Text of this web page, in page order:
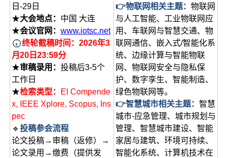
日-29日
★大会地点： 中国 大连
★会议官网：www.iotsc.net
终轮截稿时间：2026年3
月20日23:59分
★审稿录用：投稿后3-5个
工作日
★检索类型：
EI Compende
x, IEEE Xplore, Scopus, Ins
pec
🔹投稿参会流程
论文投稿→审稿（返修）→
论文录用→缴费（提供发
👉物联网相关主题：物联网
与人工智能、工业物联网应
用、车联网与智慧交通、物
联网通信、嵌入式/智能化系
统、边缘计算与智能物联
网、物联网安全与隐私保
护、数字孪生、智能制造、
绿色物联网等。
👉智慧城市相关主题：智慧
城市-应急管理、城市规划与
管理、智慧城市建设、智能
家居与建筑、环境可持续、
智能化系统、计算机技术在